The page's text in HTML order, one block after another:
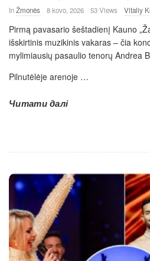
InŽmonės 8 kovo, 2026 53 Views Vitaliy
Pirmą pavasario šeštadienį Kauno
išskirtinis muzikinis vakaras – čia
mylimiausių pasaulio tenorų Andrea
Pilnutėlėje arenoje …
Читати далі